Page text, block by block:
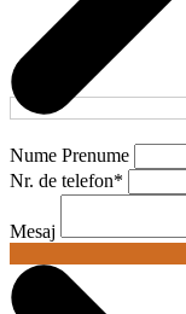
Nume Prenume
Nr. de telefon*
Mesaj